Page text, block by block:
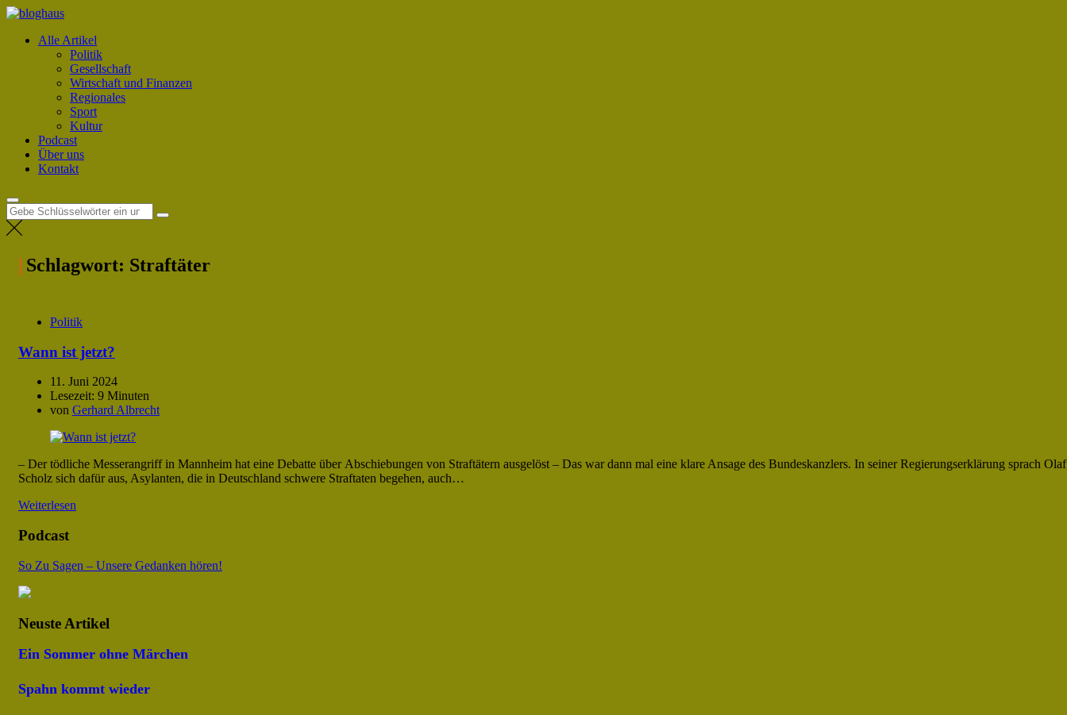
Zum
springen
sichtweisen: überparteilich, frei, unabhängig
Alle Artikel
Politik
Gesellschaft
Wirtschaft und Finanzen
Regionales
Sport
Kultur
Podcast
Über uns
Kontakt
Suche
nach:
Schlagwort: Straftäter
Politik
Wann ist jetzt?
11. Juni 2024
Lesezeit: 9 Minuten
von Gerhard Albrecht
– Der tödliche Messerangriff in Mannheim hat eine Debatte über Abschiebungen von Straftätern ausgelöst – Das war dann mal eine klare Ansage des Bundeskanzlers. In seiner Regierungserklärung sprach Olaf
Scholz sich dafür aus, Asylanten, die in Deutschland schwere Straftaten begehen, auch…
Weiterlesen
Podcast
So Zu Sagen – Unsere Gedanken hören!
Neuste Artikel
Ein Sommer ohne Märchen
Spahn kommt wieder
Notwendig
Notwendige
Cookies helfen
dabei, eine
Webseite nutzbar
indem sie
Grundfunktionen
Seitennavigation
sichere Bereiche
ermöglichen.
Die Webseite
kann ohne diese
richtig
Statistiken
Statistik-